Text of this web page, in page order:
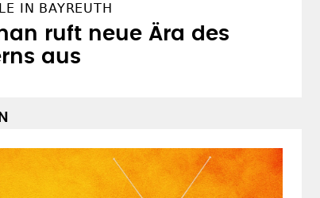
IN BAYREUTH
ruft neue Ära des
aus